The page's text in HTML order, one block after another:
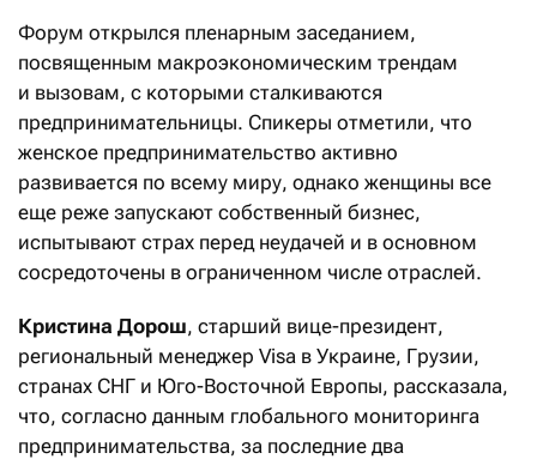
Форум открылся пленарным заседанием,
посвященным макроэкономическим трендам
и вызовам, с которыми сталкиваются
предпринимательницы. Спикеры отметили, что
женское предпринимательство активно
развивается по всему миру, однако женщины все
еще реже запускают собственный бизнес,
испытывают страх перед неудачей и в основном
сосредоточены в ограниченном числе отраслей.
Кристина Дорош, старший вице-президент,
региональный менеджер Visa в Украине, Грузии,
странах СНГ и Юго-Восточной Европы, рассказала,
что, согласно данным глобального мониторинга
предпринимательства, за последние два